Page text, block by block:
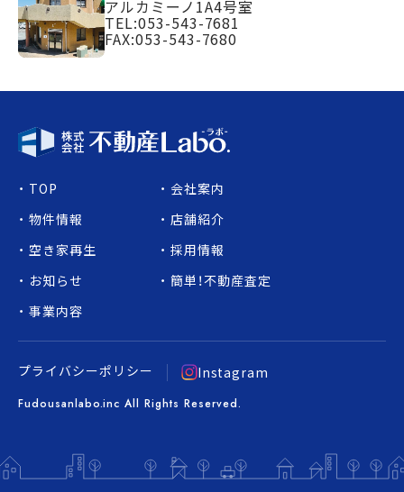
アルカミーノ1A4号室
TEL:053-543-7681
FAX:053-543-7680
プライバシーポリシー Instagram
Fudousanlabo.inc All Rights Reserved.
TOP
お知らせ
店舗紹介
物件情報
事業内容
採用情報
空き家再生
会社案内
簡単！不動産査定